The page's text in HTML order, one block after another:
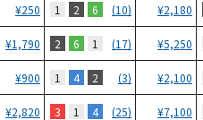
¥250 1 2 6 (10) ¥2,180
¥1,790 2 6 1 (17) ¥5,250
¥900 1 4 2 (3) ¥2,100
¥2,820 3 1 4 (25) ¥7,100